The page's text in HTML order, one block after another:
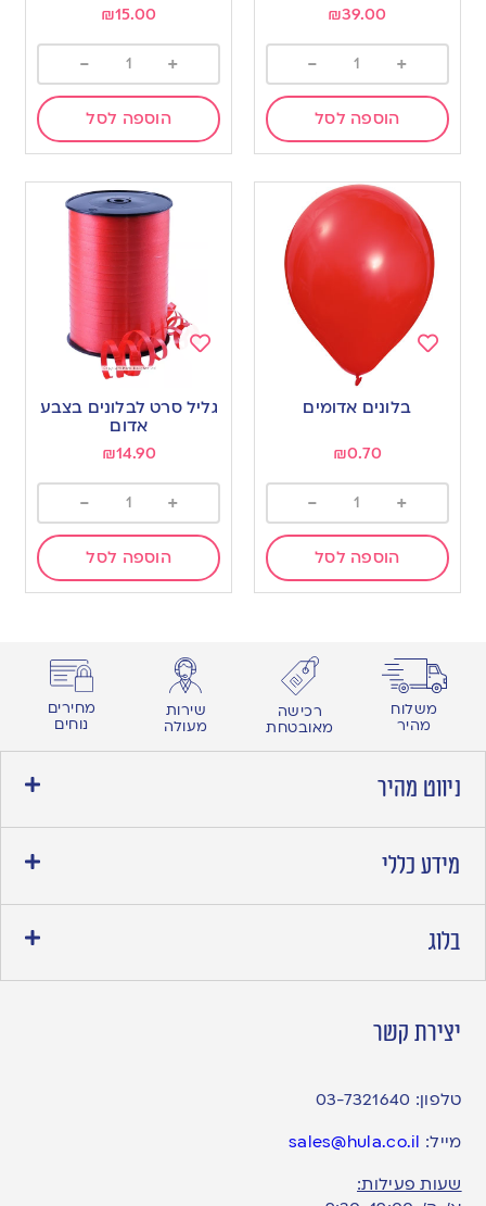
₪39.00
+
-
הוספה לסל
₪15.00
+
-
הוספה לסל
בלונים אדומים
₪0.70
+
-
הוספה לסל
to
גליל סרט לבלונים בצבע
אדום
₪14.90
+
-
הוספה לסל
משלוח
מהיר
רכישה
מאובטחת
שירות
מעולה
מחירים
נוחים
ניווט מהיר
מידע כללי
בלוג
יצירת קשר
טלפון: 03-7321640
מייל: sales@hula.co.il
שעות פעילות: